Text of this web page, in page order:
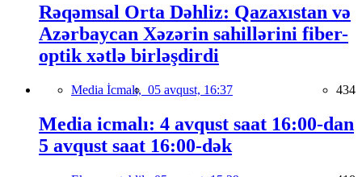
Rəqəmsal Orta Dəhliz: Qazaxıstan və
Azərbaycan Xəzərin sahillərini fiber-
optik xətlə birləşdirdi
Media İcmalı, 05 avqust, 16:37 434
Media icmalı: 4 avqust saat 16:00-dan
5 avqust saat 16:00-dək